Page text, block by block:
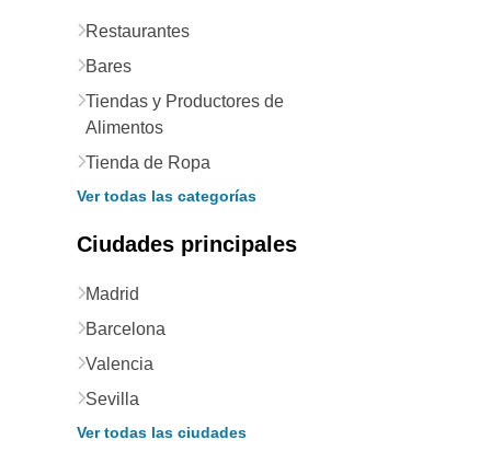
Restaurantes
Bares
Tiendas y Productores de
Alimentos
Tienda de Ropa
Ver todas las categorías
Ciudades principales
Madrid
Barcelona
Valencia
Sevilla
Ver todas las ciudades